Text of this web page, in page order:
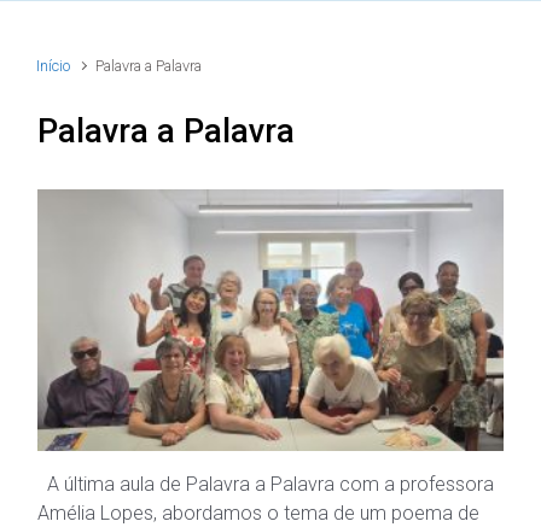
Início Palavra a Palavra
Palavra a Palavra
A última aula de Palavra a Palavra com a professora
Amélia Lopes, abordamos o tema de um poema de